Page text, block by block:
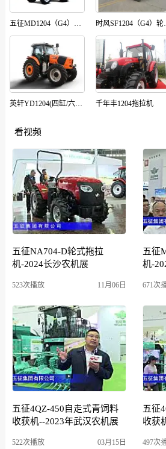
五征MD1204（G4）轮式拖拉机 时风
英轩YD1204(四缸/六缸)(G4)轮式拖拉机 千年丰1204拖拉机
看视频
五征NA704-D轮式拖拉
机-2024长沙农机展
523次播放 11月06日
五征
机-
671次
五征4QZ-450自走式青饲料
收获机--2023年武汉农机展
522次播放 03月15日
五征
收获
497次